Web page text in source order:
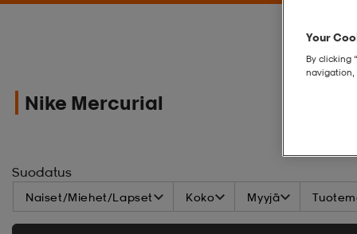
Nike Mercurial
Suodatus
Naiset/Miehet/Lapset Koko Myyjä
Your
By clicking
navigation,